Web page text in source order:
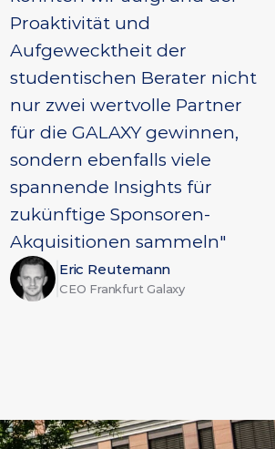
Proaktivität und
Aufgewecktheit der
studentischen Berater nicht
nur zwei wertvolle Partner
für die GALAXY gewinnen,
sondern ebenfalls viele
spannende Insights für
zukünftige Sponsoren-
Akquisitionen sammeln"
Eric Reutemann
CEO Frankfurt Galaxy